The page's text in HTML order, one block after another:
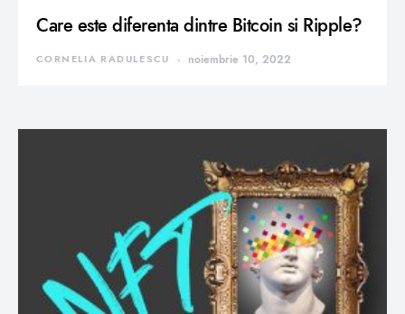
Care este diferenta dintre Bitcoin si Ripple?
CORNELIA RADULESCU noiembrie 10, 2022